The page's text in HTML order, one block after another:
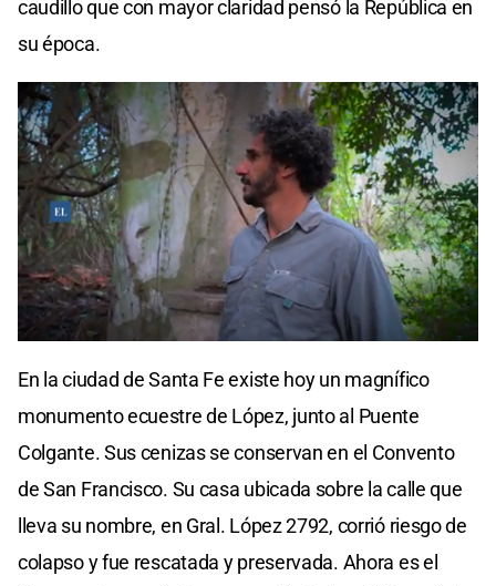
caudillo que con mayor claridad pensó la República en
su época.
En la ciudad de Santa Fe existe hoy un magnífico
monumento ecuestre de López, junto al Puente
Colgante. Sus cenizas se conservan en el Convento
de San Francisco. Su casa ubicada sobre la calle que
lleva su nombre, en Gral. López 2792, corrió riesgo de
colapso y fue rescatada y preservada. Ahora es el